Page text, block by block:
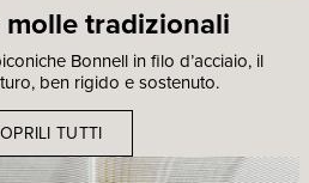
molle tradizionali
Bonnell in filo d’acciaio, il
ben rigido e sostenuto.
TUTTI